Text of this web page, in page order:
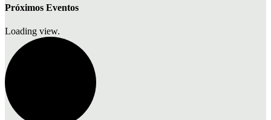
Próximos Eventos
Loading view.